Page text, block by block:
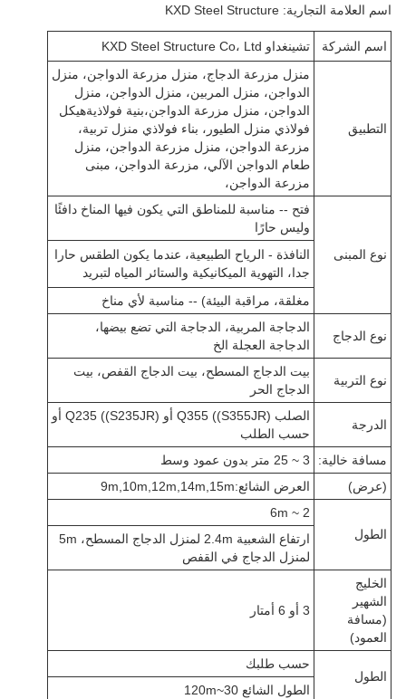
اسم العلامة التجارية: KXD Steel Structure
اسم الشركة تشينغداو KXD Steel Structure Co، Ltd
التطبيق
منزل مزرعة الدجاج، منزل مزرعة الدواجن، منزل
الدواجن، منزل المربين، منزل الدواجن، منزل
الدواجن، منزل مزرعة الدواجن،بنية فولاذيةهيكل
فولاذي منزل الطيور، بناء فولاذي منزل تربية،
مزرعة الدواجن، منزل مزرعة الدواجن، منزل
طعام الدواجن الآلي، مزرعة الدواجن، مبنى
مزرعة الدواجن،
نوع المبنى
فتح -- مناسبة للمناطق التي يكون فيها المناخ دافئًا
وليس حارًا
النافذة - الرياح الطبيعية، عندما يكون الطقس حارا
جدا، التهوية الميكانيكية والستائر المياه لتبريد
مغلقة، مراقبة البيئة) -- مناسبة لأي مناخ
نوع الدجاج
الدجاجة المربية، الدجاجة التي تضع بيضها،
الدجاجة العجلة الخ
نوع التربية
بيت الدجاج المسطح، بيت الدجاج القفص، بيت
الدجاج الحر
الدرجة
الصلب Q355 ((S355JR) أو Q235 ((S235JR) أو
حسب الطلب
مسافة خالية:
3 ~ 25 متر بدون عمود وسط
(عرض)
العرض الشائع:9m,10m,12m,14m,15m
الطول
2 ~ 6m
ارتفاع الشعبية 2.4m لمنزل الدجاج المسطح، 5m
لمنزل الدجاج في القفص
الخليج
الشهير
(مسافة
العمود)
3 أو 6 أمتار
الطول
حسب طلبك
الطول الشائع 30~120m